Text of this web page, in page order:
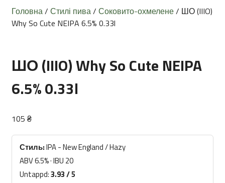
Головна/ Стилі пива/ Соковито-охмелене/ ШО (IIIO)
Why So Cute NEIPA 6.5% 0.33l
ШО (IIIO) Why So Cute NEIPA
6.5% 0.33l
105 ₴
Стиль:IPA - New England / Hazy
ABV 6.5% · IBU 20
Untappd:3.93 / 5